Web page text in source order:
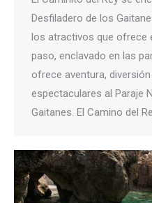
Desfiladero de los
los atractivos que ofrece
paso, enclavado en las
ofrece aventura,
espectaculares al Paraje
Gaitanes. El Camino del